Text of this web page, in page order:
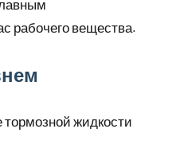
рабочего вещества.
тормозной жидкости